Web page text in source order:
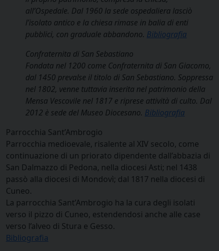
all’Ospedale. Dal 1960 la sede ospedaliera lasciò
l’isolato antico e la chiesa rimase in balia di enti
pubblici, con graduale abbandono. Bibliografia
Confraternita di San Sebastiano
Fondata nel 1200 come Confraternita di San Giacomo,
dal 1450 prevalse il titolo di San Sebastiano. Soppressa
nel 1802, venne tuttavia inserita nel patrimonio della
Mensa Vescovile nel 1817 e riprese attività di culto. Dal
2012 è sede del Museo Diocesano. Bibliografia
Parrocchia Sant’Ambrogio
Parrocchia medioevale, risalente al XIV secolo, come
continuazione di un priorato dipendente dall’abbazia di
San Dalmazzo di Pedona, nella diocesi Asti; nel 1438
passò alla diocesi di Mondovì; dal 1817 nella diocesi di
Cuneo.
La parrocchia Sant’Ambrogio ha la cura degli isolati
verso il pizzo di Cuneo, estendendosi anche alle case
verso l’alveo di Stura e Gesso.
Bibliografia